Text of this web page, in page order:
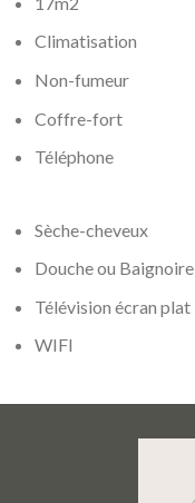
Climatisation
Non-fumeur
Coffre-fort
Téléphone
Sèche-cheveux
Douche ou Baignoire
Télévision écran plat
WIFI